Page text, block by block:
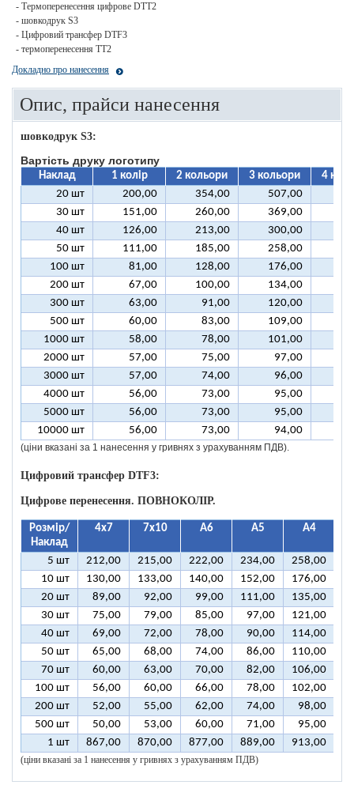
- Термоперенесення цифрове DTT2
- шовкодрук S3
- Цифровий трансфер DTF3
- термоперенесення ТТ2
Докладно про нанесення
Опис, прайси нанесення
шовкодрук S3:
Вартість друку логотипу
Наклад 1 колір 2 кольори 3 кольори
4
20 шт
200,00 354,00 507,00
30 шт
151,00 260,00 369,00
40 шт
126,00 213,00 300,00
50 шт
111,00 185,00 258,00
100 шт
81,00 128,00 176,00
200 шт
67,00 100,00 134,00
300 шт
63,00 91,00 120,00
500 шт
60,00 83,00 109,00
1000 шт
58,00 78,00 101,00
2000 шт
57,00 75,00 97,00
3000 шт
57,00 74,00 96,00
4000 шт
56,00 73,00 95,00
5000 шт
56,00 73,00 95,00
10000 шт
56,00 73,00 94,00
(ціни вказані за 1 нанесення у гривнях з урахуванням ПДВ).
Цифровий трансфер DTF3:
Цифрове перенесення. ПОВНОКОЛІР.
Розмір/
Наклад
4х7 7х10 А6 А5 А4
5 шт 212,00 215,00 222,00 234,00 258,00
10 шт
130,00 133,00 140,00 152,00 176,00
20 шт
89,00 92,00 99,00 111,00 135,00
30 шт
75,00 79,00 85,00 97,00 121,00
40 шт
69,00 72,00 78,00 90,00 114,00
50 шт
65,00 68,00 74,00 86,00 110,00
70 шт
60,00 63,00 70,00 82,00 106,00
100 шт
56,00 60,00 66,00 78,00 102,00
200 шт
52,00 55,00 62,00 74,00 98,00
500 шт
50,00 53,00 60,00 71,00 95,00
1 шт
867,00 870,00 877,00 889,00 913,00
(ціни вказані за 1 нанесення у гривнях з урахуванням ПДВ)